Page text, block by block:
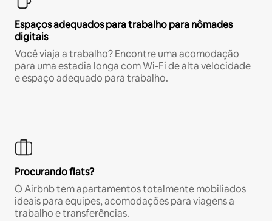
Espaços adequados para trabalho para nômades
digitais
Você viaja a trabalho? Encontre uma acomodação
para uma estadia longa com Wi-Fi de alta velocidade
e espaço adequado para trabalho.
Procurando flats?
O Airbnb tem apartamentos totalmente mobiliados
ideais para equipes, acomodações para viagens a
trabalho e transferências.